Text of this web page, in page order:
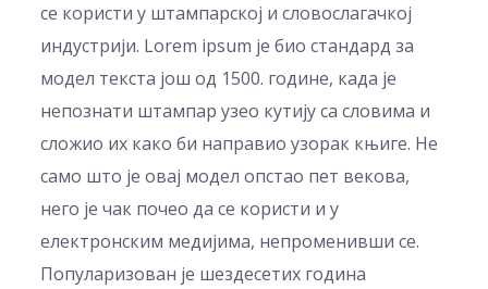
се користи у штампарској и словослагачкој
индустрији. Lorem ipsum је био стандард за
модел текста још од 1500. године, када је
непознати штампар узео кутију са словима и
сложио их како би направио узорак књиге. Не
само што је овај модел опстао пет векова,
него је чак почео да се користи и у
електронским медијима, непроменивши се.
Популаризован је шездесетих година